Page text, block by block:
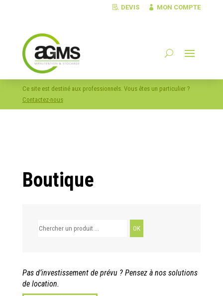
DEVIS MON COMPTE
Ce site est destiné aux professionnels. Vous êtes un particulier ?
Contactez-nous
Boutique
Search
Pas d’investissement de prévu ? Pensez à nos solutions
de location.